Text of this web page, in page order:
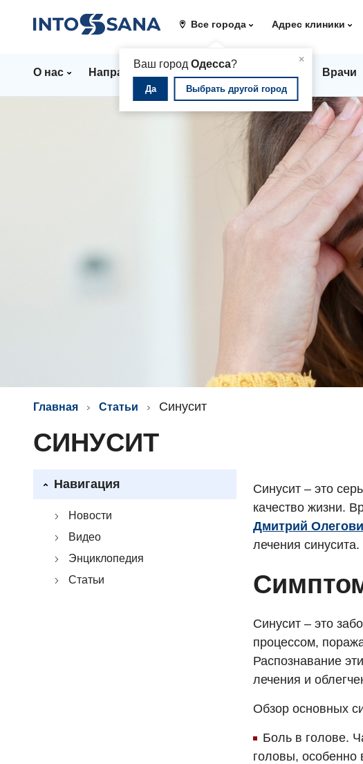
Все города
×
Ваш город Одесса?
Да Выбрать другой город
Адрес клиники
О нас Направления Стационар Врачи
Главная Статьи Синусит
СИНУСИТ
Навигация
Новости
Видео
Энциклопедия
Статьи
Синусит – это
качество жизни.
Дмитрий
лечения синусита.
Синусит – это
процессом,
Распознавание
лечения и
Обзор основных
Боль в голове.
головы, особенно